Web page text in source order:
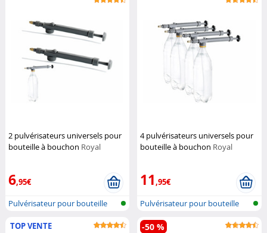
2 pulvérisateurs universels pour
bouteille à bouchon Royal
6,95€
Pulvérisateur pour bouteille
4 pulvérisateurs universels pour
bouteille à bouchon Royal
11,95€
Pulvérisateur pour bouteille
plasti...
TOP VENTE -50 %